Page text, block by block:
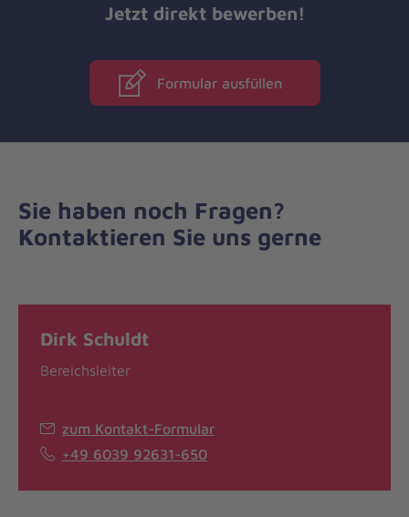
Jetzt direkt bewerben!
Formular ausfüllen
Sie haben noch Fragen?
Kontaktieren Sie uns gerne
Dirk Schuldt
Bereichsleiter
zum Kontakt-Formular
+49 6039 92631-650